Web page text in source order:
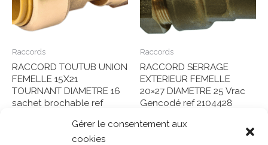
Gérer le consentement aux
cookies
Raccords
RACCORD TOUTUB UNION
FEMELLE 15X21
TOURNANT DIAMETRE 16
sachet brochable ref
Raccords
RACCORD SERRAGE
EXTERIEUR FEMELLE
20×27 DIAMETRE 25 Vrac
Gencodé ref 2104428
Note